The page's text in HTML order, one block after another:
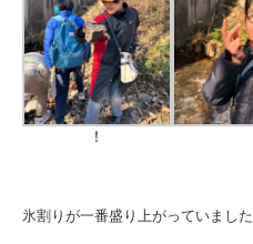
！
氷割りが一番盛り上がっていました